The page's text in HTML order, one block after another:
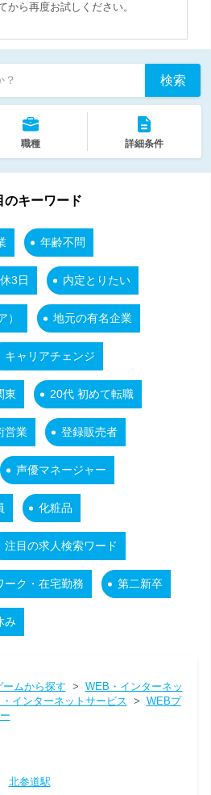
から再度お試しください。
検索
職種 詳細条件
のキーワード
年齢不問
3日 内定とりたい
地元の有名企業
キャリアチェンジ
東 20代 初めて転職
営業 登録販売者
声優マネージャー
化粧品
注目の求人検索ワード
ーク・在宅勤務 第二新卒
み
ムから探す > WEB・インターネッ
インターネットサービス > WEBプ
北参道駅